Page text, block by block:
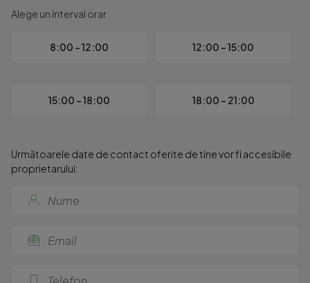
Alege un interval orar
8:00 - 12:00 12:00 - 15:00
15:00 - 18:00 18:00 - 21:00
Următoarele date de contact oferite de tine vor fi accesibile
proprietarului: